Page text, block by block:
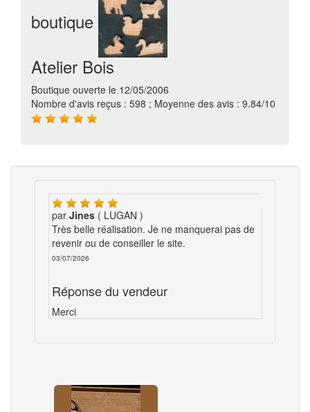
boutique
Atelier Bois
Boutique ouverte le 12/05/2006
Nombre d'avis reçus : 598 ; Moyenne des avis : 9.84/10
par Jines ( LUGAN )
Très belle réalisation. Je ne manquerai pas de
revenir ou de conseiller le site.
03/07/2026
Réponse du vendeur
Merci